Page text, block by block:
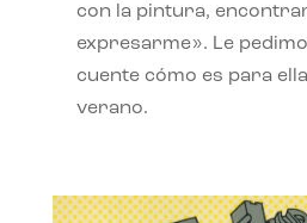
con la pintura,
expresarme». Le
cuente cómo es para
verano.